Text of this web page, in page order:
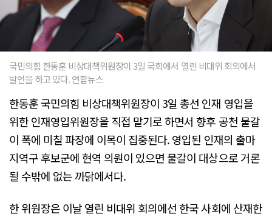
국민의힘 한동훈 비상대책위원장이 3일 국회에서 열린 비대위 회의에서
발언을 하고 있다. 연합뉴스
한동훈 국민의힘 비상대책위원장이 3일 총선 인재 영입을
위한 인재영입위원장을 직접 맡기로 하면서 향후 공천 물갈
이 폭에 미칠 파장에 이목이 집중된다. 영입된 인재의 출마
지역구 후보군에 현역 의원이 있으면 물갈이 대상으로 거론
될 수밖에 없는 까닭에서다.
한 위원장은 이날 열린 비대위 회의에선 한국 사회에 산재한